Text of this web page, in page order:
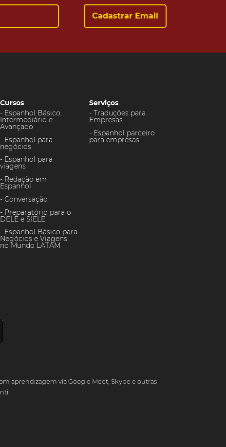
Cursos
Espanhol Básico,
Intermediário e
Avançado
Espanhol para
negócios
Espanhol para
viagens
Redação em
Espanhol
Conversação
Preparatório para o
DELE e SIELE
Espanhol Básico para
Negócios e Viagens
no Mundo LATAM
Serviços
Traduções para
Empresas
Espanhol parceiro
para empresas
aprendizagem vía Google Meet, Skype e outras